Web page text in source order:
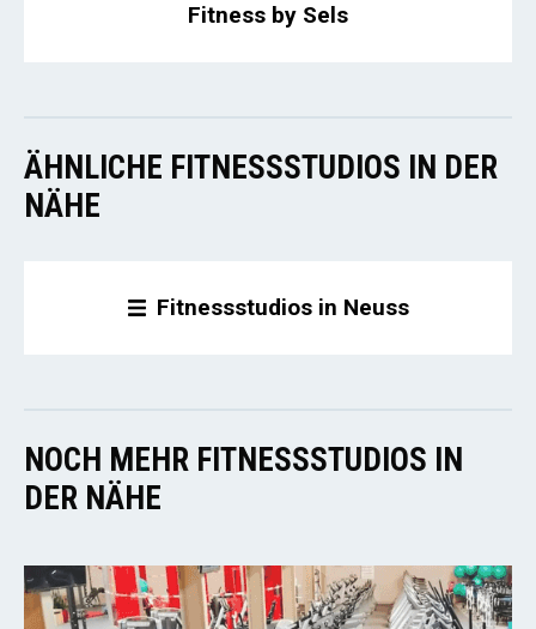
Fitness by Sels
ÄHNLICHE FITNESSSTUDIOS IN DER
NÄHE
Fitnessstudios in Neuss
NOCH MEHR FITNESSSTUDIOS IN
DER NÄHE